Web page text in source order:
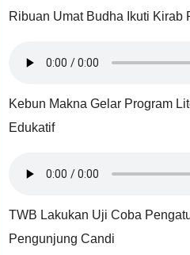
Ribuan Umat Budha Ikuti Kirab
Kebun Makna Gelar Program
Edukatif
TWB Lakukan Uji Coba
Pengunjung Candi